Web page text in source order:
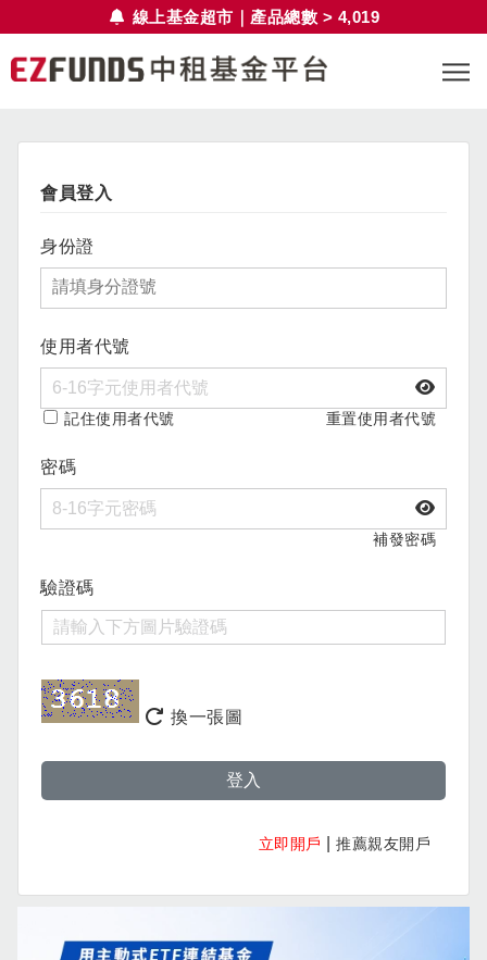
線上基金超市｜產品總數 > 4,019
會員登入
身份證
使用者代號
記住使用者代號 重置使用者代號
密碼
補發密碼
驗證碼
換一張圖
登入
立即開戶 推薦親友開戶